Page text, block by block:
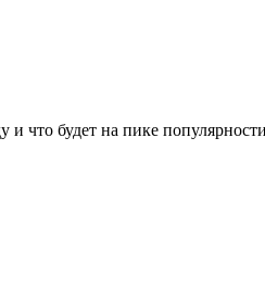
и что будет на пике